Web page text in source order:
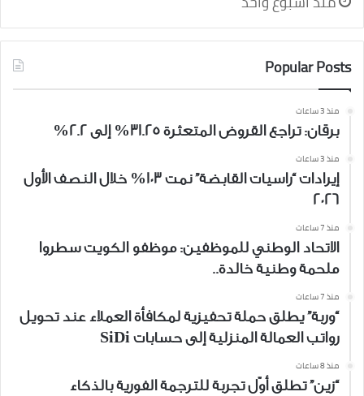
Popular Posts
منذ 3 ساعات
برقان: تراجع القروض المتعثرة 31.25% إلى 2.2%
منذ 3 ساعات
إيرادات “راسيات القابضة” نمت 103% خلال النصف الأول
2026
منذ 7 ساعات
الاتحاد الوطني للموظفين: موظفو الكويت سطروا
ملحمة وطنية خالدة..
منذ 7 ساعات
“وربة” يطلق حملة تحفيزية لمكافأة العملاء عند تحويل
رواتب العمالة المنزلية إلى حسابات SiDi
منذ 8 ساعات
“زين” تطلق أوّل تجربة للترجمة الفورية بالذكاء